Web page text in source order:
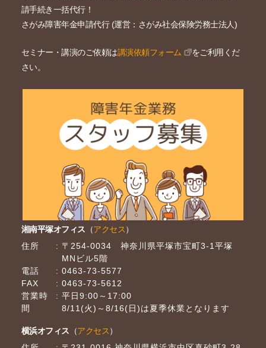
請手続き一括代行！
さがみ障害年金申請代行 (運営：さがみ社会保険労務士法人)
セミナー・講演のご依頼は講演依頼フォーム
をご利用くだ
さい。
湘南平塚オフィス （アクセス）
住所
〒254-0034 神奈川県平塚市宝町3-1平塚
MNビル5階
電話
0463-73-5577
FAX
0463-73-5612
営業時
間
平日9:00～17:00
8/11(火)～8/16(日)は夏季休業となります
横浜オフィス （アクセス）